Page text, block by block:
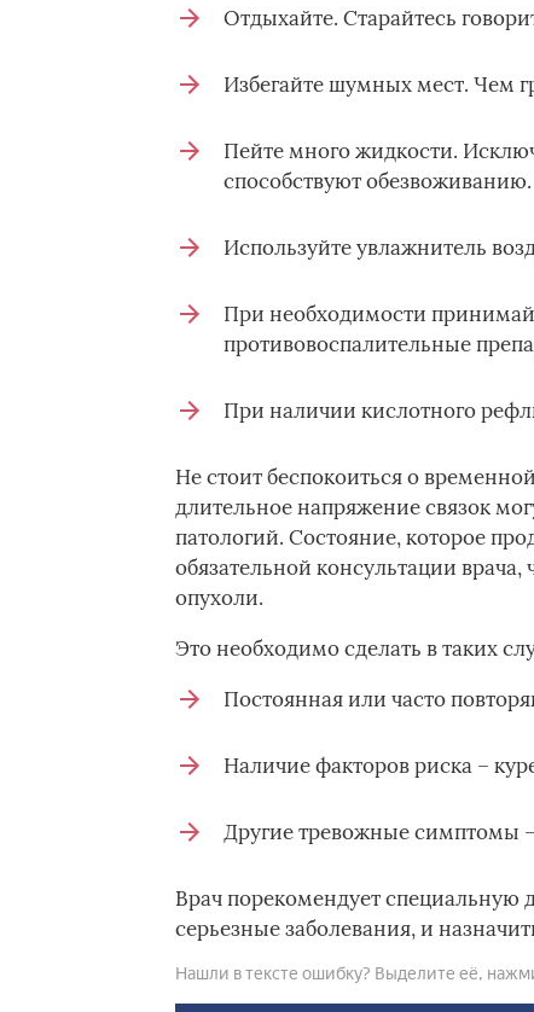
Отдыхайте. Старайтесь
Избегайте шумных мест. Чем
Пейте много жидкости.
способствуют обезвоживанию.
Используйте увлажнитель
При необходимости
противовоспалительные
При наличии кислотного
Не стоит беспокоиться о
длительное напряжение связок
патологий. Состояние, которое
обязательной консультации
опухоли.
Это необходимо сделать в таких
Постоянная или часто
Наличие факторов риска –
Другие тревожные симптомы
Врач порекомендует специальную
серьезные заболевания, и
Нашли в тексте ошибку? Выделите её,